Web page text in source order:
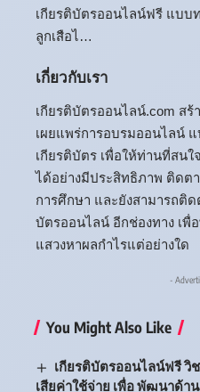
เกียรติบัตรออนไลน์ฟรี แบบ
ลูกเสือไ…
เกี่ยวกับเรา
เกียรติบัตรออนไลน์.com สร้
เผยแพร่การอบรมออนไลน์
เกียรติบัตร เพื่อให้ท่านที่สน
ได้อย่างมีประสิทธิภาพ ติดต
การศึกษา และยังสามารถติ
บัตรออนไลน์ อีกช่องทาง เ
แสวงหาผลกำไรแต่อย่างใด
-
You Might Also Like
เกียรติบัตรออนไลน์ฟรี วิ
เสียค่าใช้จ่าย เพื่อ พัฒนาด้า